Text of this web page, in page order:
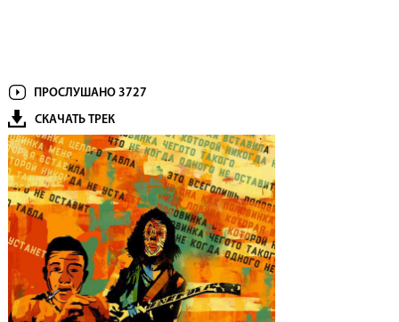
ПРОСЛУШАНО 3727
СКАЧАТЬ ТРЕК